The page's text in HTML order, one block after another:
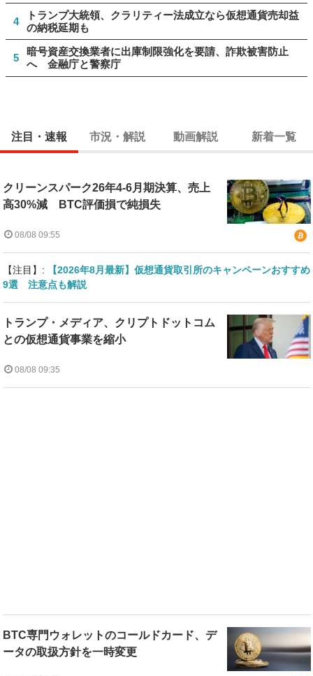
4
トランプ大統領、クラリティー法成立なら仮想通貨売却益
の納税延期も
5
暗号資産交換業者に出庫制限強化を要請、詐欺被害防止
へ 金融庁と警察庁
注目・速報 市況・解説 動画解説 新着一覧
クリーンスパーク26年4-6月期決算、売上
高30%減 BTC評価損で純損失
08/08 09:55
【注目】:
【2026年8月最新】仮想通貨取引所のキャンペーンおすすめ
9選 注意点も解説
トランプ・メディア、クリプトドットコム
との仮想通貨事業を縮小
08/08 09:35
BTC専門ウォレットのコールドカード、デ
ータの取扱方針を一時変更